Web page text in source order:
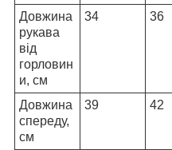
Довжина
рукава
від
горловин
и, см
34 36
Довжина
спереду,
см
39 42